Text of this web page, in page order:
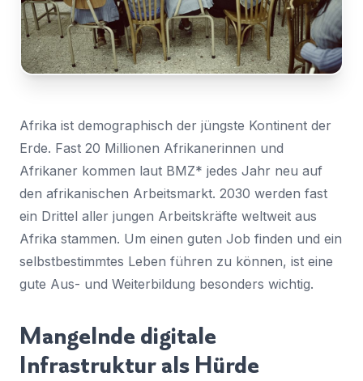
Afrika ist demographisch der jüngste Kontinent der
Erde. Fast 20 Millionen Afrikanerinnen und
Afrikaner kommen laut BMZ* jedes Jahr neu auf
den afrikanischen Arbeitsmarkt. 2030 werden fast
ein Drittel aller jungen Arbeitskräfte weltweit aus
Afrika stammen. Um einen guten Job finden und ein
selbstbestimmtes Leben führen zu können, ist eine
gute Aus- und Weiterbildung besonders wichtig.
Mangelnde digitale
Infrastruktur als Hürde
Ich habe dieDatenschutzerklärunggelesen und
Senden
Wählen Sie Ihr Bundesland...
Ihre persönlichen Daten werden verwendet, um Ihr
Erlebnis auf dieser Website zu unterstützen. Wie und
Registrieren
Ein Link zum Erstellen eines neuen Passwort wird an deine
E-Mail-Adresse gesendet.
Sie haben bereits ein Konto?
Hier klicken um sich anzumelden